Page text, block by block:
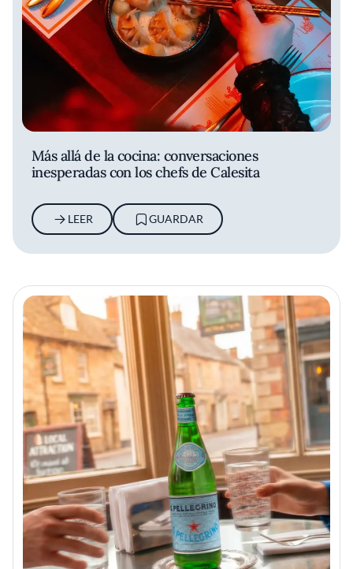
Más allá de la cocina: conversaciones
inesperadas con los chefs de Calesita
LEER GUARDAR